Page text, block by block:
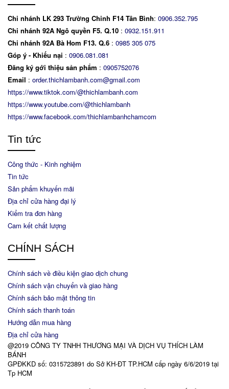
Chi nhánh LK 293 Trường Chinh F14 Tân Bình: 0906.352.795
Chi nhánh 92A Ngô quyền F5. Q.10 : 0932.151.911
Chi nhánh 92A Bà Hom F13. Q.6 : 0985 305 075
Góp ý - Khiếu nại : 0906.081.081
Đăng ký gới thiệu sản phẩm : 0905752076
Email : order.thichlambanh.com@gmail.com
https://www.tiktok.com/@thichlambanh.com
https://www.youtube.com/@thichlambanh
https://www.facebook.com/thichlambanhchamcom
Tin tức
Công thức - Kinh nghiệm
Tin tức
Sản phẩm khuyến mãi
Địa chỉ cửa hàng đại lý
Kiểm tra đơn hàng
Cam kết chất lượng
CHÍNH SÁCH
Chính sách về điều kiện giao dịch chung
Chính sách vận chuyển và giao hàng
Chính sách bảo mật thông tin
Chính sách thanh toán
Hướng dẫn mua hàng
Địa chỉ cửa hàng
@2019 CÔNG TY TNHH THƯƠNG MẠI VÀ DỊCH VỤ THÍCH LÀM
BÁNH
GPĐKKD số: 0315723891 do Sở KH-ĐT TP.HCM cấp ngày 6/6/2019 tại
Tp HCM